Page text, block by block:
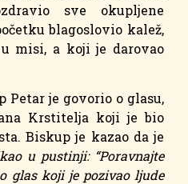
sve okupljene
blagoslovio kalež,
misi, a koji je darovao
je govorio o glasu,
Krstitelja koji je bio
Biskup je kazao da je
u pustinji: “Poravnajte
glas koji je pozivao ljude